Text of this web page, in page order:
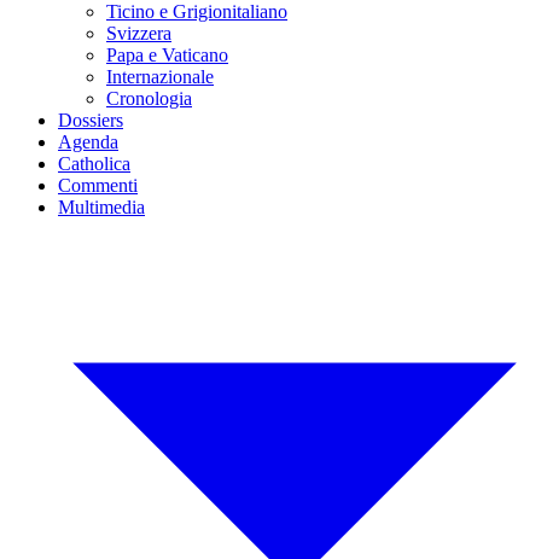
Ticino e Grigionitaliano
Svizzera
Papa e Vaticano
Internazionale
Cronologia
Dossiers
Agenda
Catholica
Commenti
Multimedia